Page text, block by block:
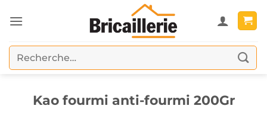
au
Recherche
pour :
Kao fourmi anti-fourmi 200Gr